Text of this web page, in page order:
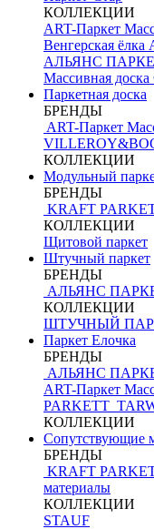
КОЛЛЕКЦИИ
ART-Паркет
Венгерская ёлка
АЛЬЯНС
Массивная
Паркетная доска
БРЕНДЫ
ART-Паркет
КОЛЛЕКЦИИ
Модульный
БРЕНДЫ
KRAFT
КОЛЛЕКЦИИ
Щитовой паркет
Штучный паркет
БРЕНДЫ
АЛЬЯНС
КОЛЛЕКЦИИ
ШТУЧНЫЙ
Паркет Елочка
БРЕНДЫ
АЛЬЯНС
ART-Паркет
PARKETT
КОЛЛЕКЦИИ
Сопутствующие
БРЕНДЫ
KRAFT
материалы
КОЛЛЕКЦИИ
STAUF